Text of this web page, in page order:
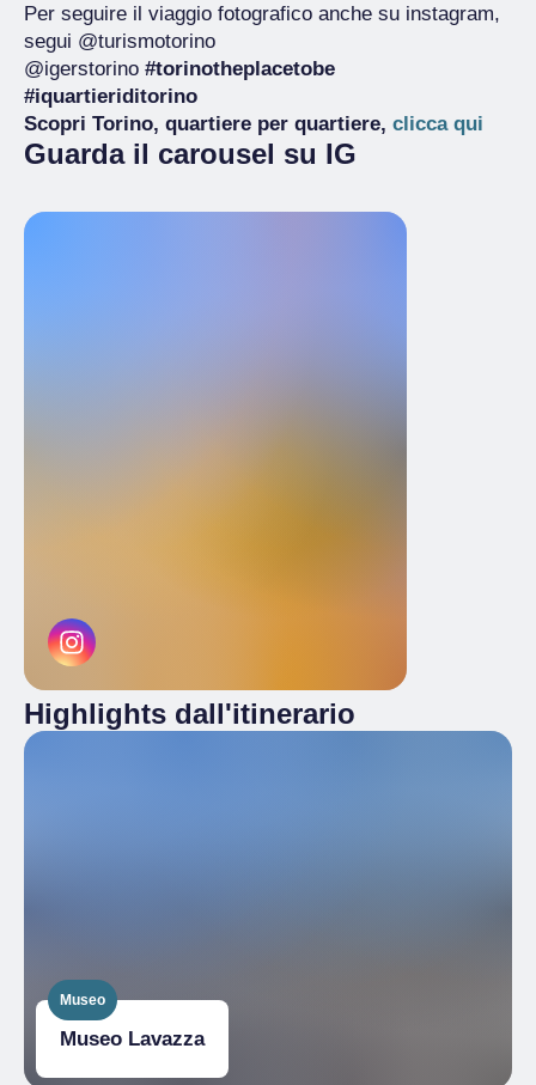
Per seguire il viaggio fotografico anche su instagram,
segui @turismotorino
@igerstorino #torinotheplacetobe
#iquartieriditorino
Scopri Torino, quartiere per quartiere, clicca qui
Guarda il carousel su IG
Highlights dall'itinerario
Museo
Museo Lavazza